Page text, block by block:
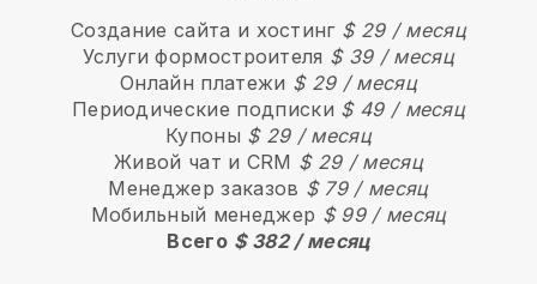
Создание сайта и хостинг $ 29 / месяц
Услуги формостроителя $ 39 / месяц
Онлайн платежи $ 29 / месяц
Периодические подписки $ 49 / месяц
Купоны $ 29 / месяц
Живой чат и CRM $ 29 / месяц
Менеджер заказов $ 79 / месяц
Мобильный менеджер $ 99 / месяц
Всего $ 382 / месяц